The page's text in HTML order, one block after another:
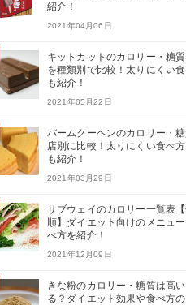
紹介！
2021年04月06日
キットカットのカロリー・糖
を種類別で比較！太りにくい
も紹介！
2021年05月22日
バームクーヘンのカロリー・
店別に比較！太りにくい食べ
も紹介！
2021年03月29日
サブウェイのカロリー一覧表
順】ダイエット向けのメニュ
べ方を紹介！
2021年12月09日
きな粉のカロリー・糖質は高
る？ダイエット効果や食べ方